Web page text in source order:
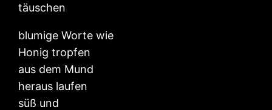
täuschen
blumige Worte wie
Honig tropfen
aus dem Mund
heraus laufen
süß und